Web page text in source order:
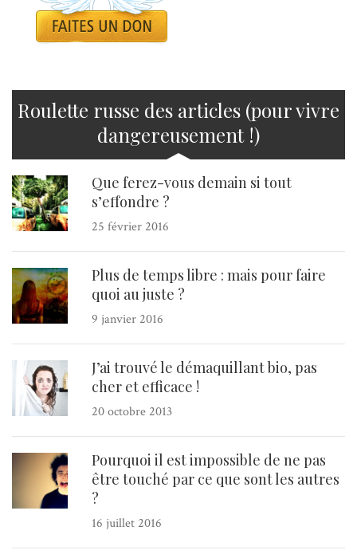
Roulette russe des articles (pour vivre
dangereusement !)
Que ferez-vous demain si tout
s’effondre ?
25 février 2016
Plus de temps libre : mais pour faire
quoi au juste ?
9 janvier 2016
J’ai trouvé le démaquillant bio, pas
cher et efficace !
20 octobre 2013
Pourquoi il est impossible de ne pas
être touché par ce que sont les autres
?
16 juillet 2016